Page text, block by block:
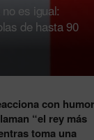
es igual:
de hasta 90
con humor
“el rey más
toma una